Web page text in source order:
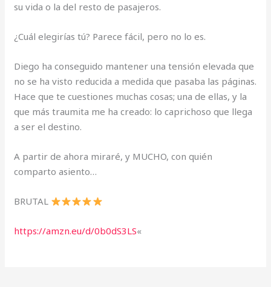
su vida o la del resto de pasajeros.
¿Cuál elegirías tú? Parece fácil, pero no lo es.
Diego ha conseguido mantener una tensión elevada que
no se ha visto reducida a medida que pasaba las páginas.
Hace que te cuestiones muchas cosas; una de ellas, y la
que más traumita me ha creado: lo caprichoso que llega
a ser el destino.
A partir de ahora miraré, y MUCHO, con quién
comparto asiento…
BRUTAL
https://amzn.eu/d/0b0dS3LS«